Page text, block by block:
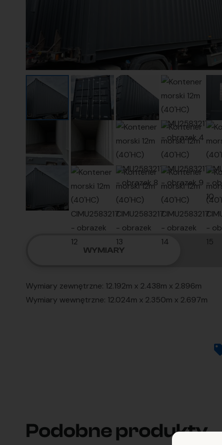
WYMIARY
Wymiary zewnętrzne: 12.192m x 2.438m x 2.896m
Wymiary wewnętrzne: 12.024m x 2.350m x 2.697m
Podobne produkty